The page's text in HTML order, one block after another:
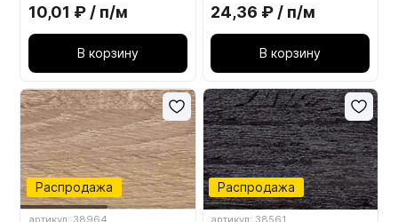
10,01 ₽ / п/м
В корзину
24,36 ₽ / п/м
В корзину
Распродажа
артикул: 38964
Распродажа
артикул: 38561